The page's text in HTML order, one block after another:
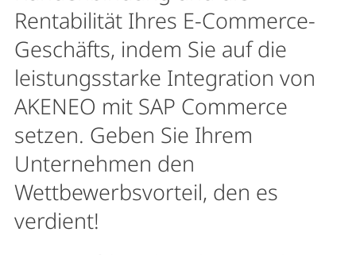
Rentabilität Ihres E-Commerce-
Geschäfts, indem Sie auf die
leistungsstarke Integration von
AKENEO mit SAP Commerce
setzen. Geben Sie Ihrem
Unternehmen den
Wettbewerbsvorteil, den es
verdient!